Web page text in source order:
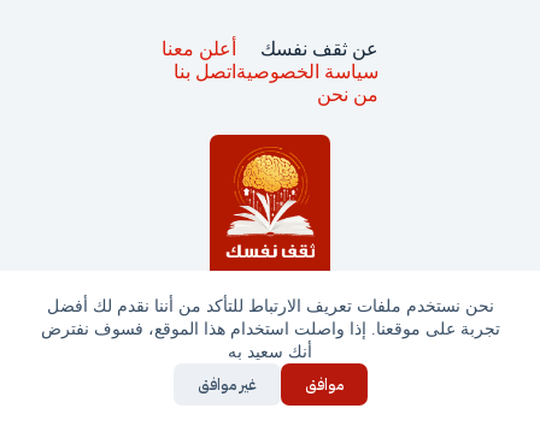
نحن نستخدم ملفات تعريف الارتباط للتأكد من أننا نقدم لك أفضل
تجربة على موقعنا. إذا واصلت استخدام هذا الموقع، فسوف نفترض
أنك سعيد به
موافق غير موافق
جميع الحقوق محفوظة © ثقف نفسك 2025
عن ثقف نفسك
سياسة الخصوصية
من نحن
أعلن معنا
اتصل بنا